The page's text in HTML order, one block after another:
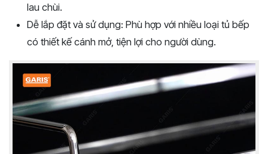
lau chùi.
Dễ lắp đặt và sử dụng: Phù hợp với nhiều loại tủ bếp
có thiết kế cánh mở, tiện lợi cho người dùng.